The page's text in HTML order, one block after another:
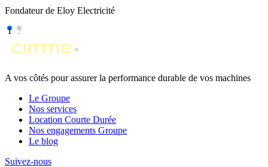
Fondateur de Eloy Electricité
1 2
A vos côtés pour assurer la performance durable de vos machines
Le Groupe
Nos services
Location Courte Durée
Nos engagements Groupe
Le blog
Suivez-nous